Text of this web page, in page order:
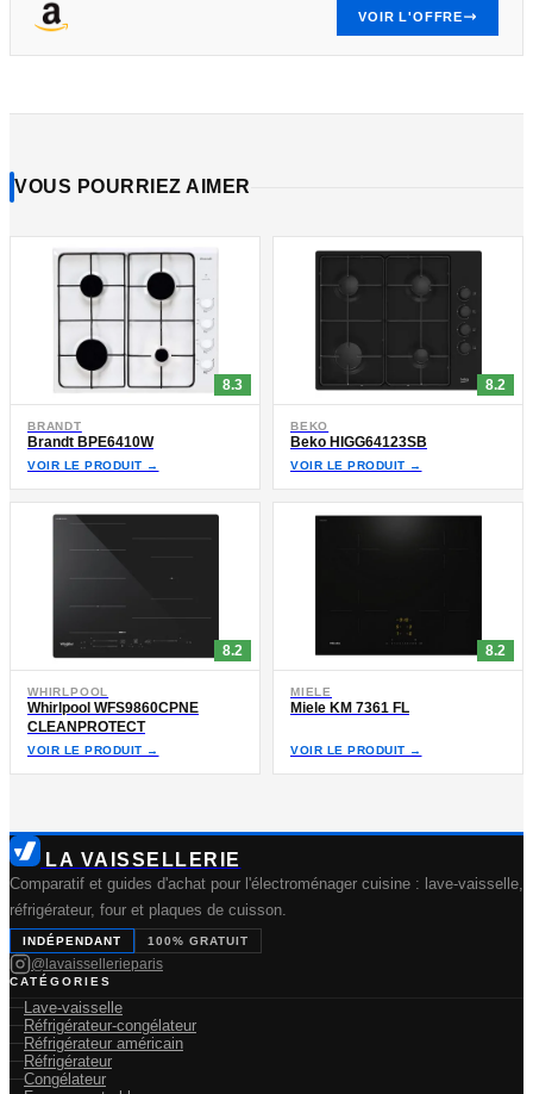
VOIR L'OFFRE
VOUS POURRIEZ AIMER
8.3
BRANDT
Brandt BPE6410W
VOIR LE PRODUIT →
8.2
BEKO
Beko HIGG64123SB
VOIR LE PRODUIT →
8.2
WHIRLPOOL
Whirlpool WFS9860CPNE
CLEANPROTECT
VOIR LE PRODUIT →
8.2
MIELE
Miele KM 7361 FL
VOIR LE PRODUIT →
LA VAISSELLERIE
Comparatif et guides d'achat pour l'électroménager cuisine : lave-vaisselle,
réfrigérateur, four et plaques de cuisson.
INDÉPENDANT 100% GRATUIT
@lavaissellerieparis
CATÉGORIES
Lave-vaisselle
Réfrigérateur-congélateur
Réfrigérateur américain
Réfrigérateur
Congélateur